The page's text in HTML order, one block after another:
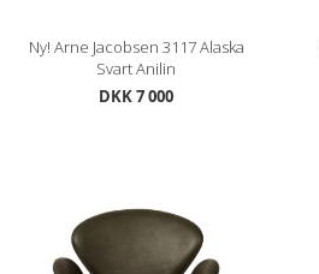
Ny! Arne Jacobsen 3117 Alaska
Svart Anilin
DKK 7 000